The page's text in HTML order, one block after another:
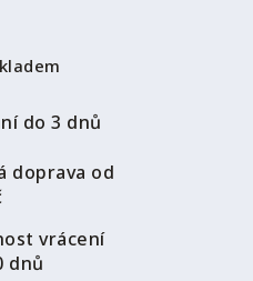
do 3 dnů
doprava od
vrácení
dnů